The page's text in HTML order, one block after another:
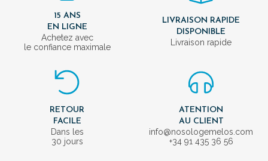
15 ANS
EN LIGNE
Achetez avec
le confiance maximale
LIVRAISON RAPIDE
DISPONIBLE
Livraison rapide
RETOUR
FACILE
Dans les
30 jours
ATENTION
AU CLIENT
info@nosologemelos.com
+34 91 435 36 56